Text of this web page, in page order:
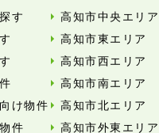
す
け物件
件
高知市中央エリア
高知市東エリア
高知市西エリア
高知市南エリア
高知市北エリア
高知市外東エリア